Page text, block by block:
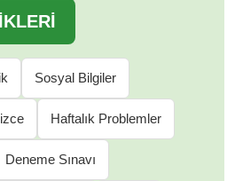
Sosyal Bilgiler
Haftalık Problemler
Deneme Sınavı